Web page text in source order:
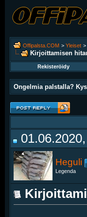
Offipalsta.COM > Yleiset >
Kirjoittamisen
Rekisteröidy
Ongelmia palstalla?
Heguli
Legenda